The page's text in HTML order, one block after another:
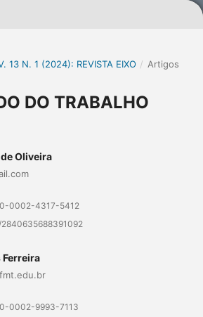
13 N. 1 (2024): REVISTA EIXO / Artigos
DO TRABALHO
Oliveira
0002-4317-5412
0002-9993-7113